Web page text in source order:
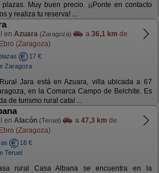
Muy buen precio. ¡¡Ponte en contacto
y realiza tu reserva! ...
en Azuara (Zaragoza) a 36,1 km de
(Zaragoza)
17 €
Zaragoza
Jara está en Azuara, villa ubicada a 67
en la Comarca Campo de Belchite. Es
de turismo rural catal ...
en Alacón (Teruel) a 47,3 km de
(Zaragoza)
18 €
Teruel
rural Casa Albana se encuentra en la